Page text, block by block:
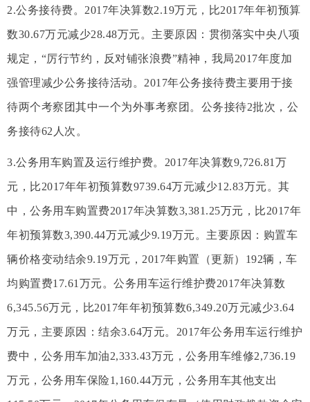
2.公务接待费。2017年决算数2.19万元，比2017年年初预算
数30.67万元减少28.48万元。主要原因：贯彻落实中央八项
规定，“厉行节约，反对铺张浪费”精神，我局2017年度加
强管理减少公务接待活动。2017年公务接待费主要用于接
待两个考察团其中一个为外事考察团。公务接待2批次，公
务接待62人次。
3.公务用车购置及运行维护费。2017年决算数9,726.81万
元，比2017年年初预算数9739.64万元减少12.83万元。其
中，公务用车购置费2017年决算数3,381.25万元，比2017年
年初预算数3,390.44万元减少9.19万元。主要原因：购置车
辆价格变动结余9.19万元，2017年购置（更新）192辆，车
均购置费17.61万元。公务用车运行维护费2017年决算数
6,345.56万元，比2017年年初预算数6,349.20万元减少3.64
万元，主要原因：结余3.64万元。2017年公务用车运行维护
费中，公务用车加油2,333.43万元，公务用车维修2,736.19
万元，公务用车保险1,160.44万元，公务用车其他支出